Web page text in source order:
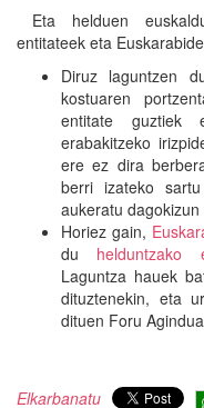
Eta helduen
entitateek eta
Diruz laguntzen
kostuaren
entitate guztiek
erabakitzeko
ere ez dira
berri izateko sartu
aukeratu dagokizun
Horiez gain,
du helduntzako
Laguntza hauek
dituztenekin, eta
dituen Foru
Elkarbanatu